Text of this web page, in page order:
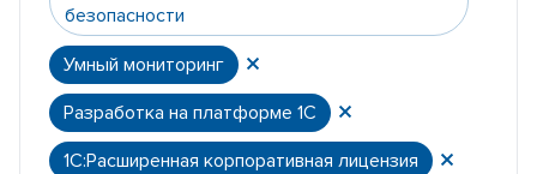
безопасности
Умный мониторинг
Разработка на платформе 1С
1С:Расширенная корпоративная лицензия